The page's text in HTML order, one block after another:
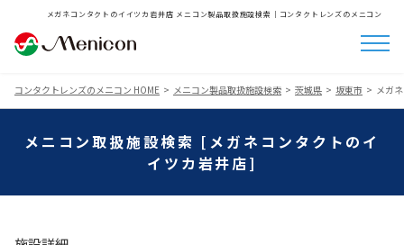
メガネコンタクトのイイツカ岩井店 メニコン製品取扱施設検索│コンタクトレンズのメニコン
コンタクトレンズのメニコン HOME メニコン製品取扱施設検索 茨城県 坂東市 メガ
メニコン取扱施設検索 [メガネコンタクトのイ
イツカ岩井店]